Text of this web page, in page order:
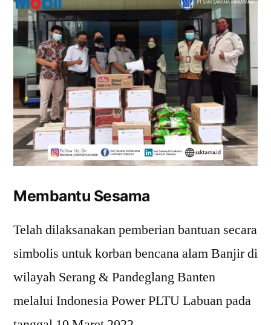
Membantu Sesama
Telah dilaksanakan pemberian bantuan secara
simbolis untuk korban bencana alam Banjir di
wilayah Serang & Pandeglang Banten
melalui Indonesia Power PLTU Labuan pada